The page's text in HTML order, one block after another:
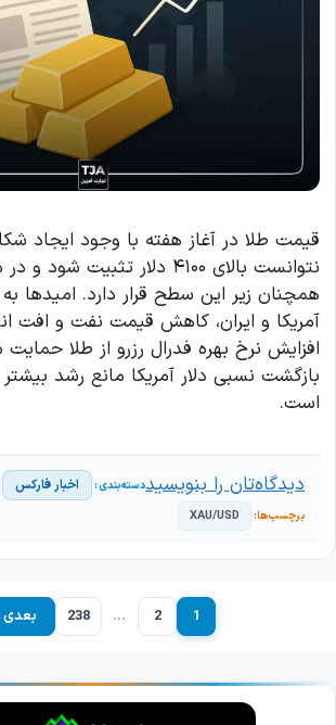
قیمت طلا در آغاز هفته با وجود ایجاد
نتوانست بالای ۴۱۰۰ دلار
همچنان زیر این سطح قرار دارد. امیدها به
آمریکا و ایران، کاهش قیمت نفت و افت
افزایش نرخ بهره فدرال رزرو از طلا حمایت
بازگشت نسبی دلار آمریکا مانع رشد
است.
اخبار فارکس
XAU/USD
دیدگاه‌تان را بنویسید
برگه1 برگه2
… برگه
238 بعدی